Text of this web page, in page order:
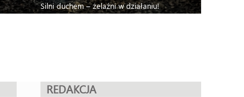
Silni duchem – żelaźni w działaniu!
REDAKCJA